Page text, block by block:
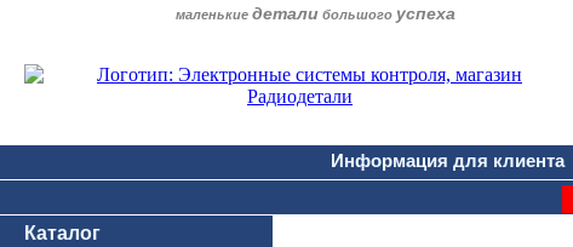
маленькие детали большого успеха
Информация для клиента
Каталог